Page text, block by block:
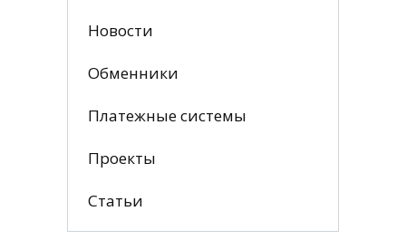
Новости
Обменники
Платежные системы
Проекты
Статьи